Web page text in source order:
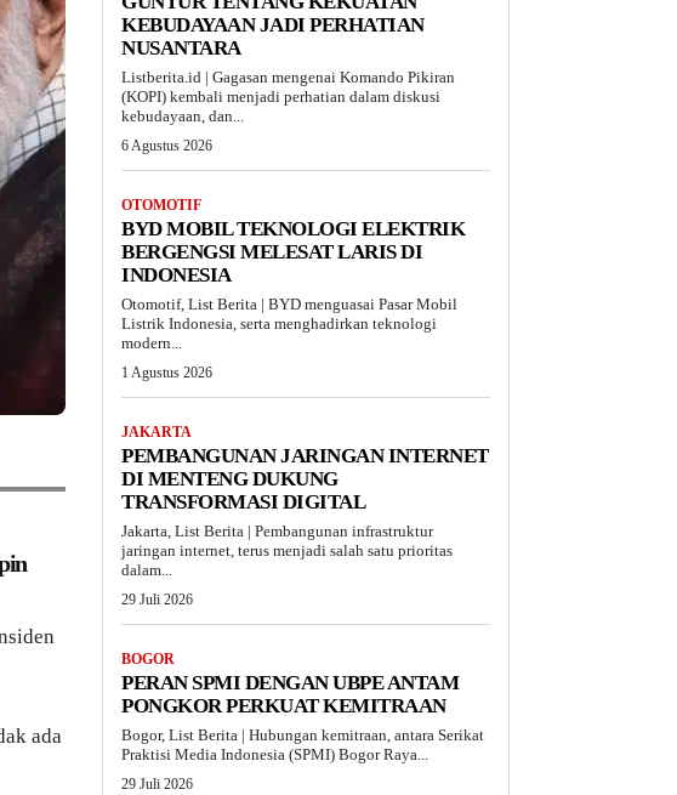
ada
KEBUDAYAAN JADI PERHATIAN
NUSANTARA
Listberita.id | Gagasan mengenai Komando Pikiran
(KOPI) kembali menjadi perhatian dalam diskusi
kebudayaan, dan...
6 Agustus 2026
OTOMOTIF
BYD MOBIL TEKNOLOGI ELEKTRIK
BERGENGSI MELESAT LARIS DI
INDONESIA
Otomotif, List Berita | BYD menguasai Pasar Mobil
Listrik Indonesia, serta menghadirkan teknologi
modern...
1 Agustus 2026
JAKARTA
PEMBANGUNAN JARINGAN INTERNET
DI MENTENG DUKUNG
TRANSFORMASI DIGITAL
Jakarta, List Berita | Pembangunan infrastruktur
jaringan internet, terus menjadi salah satu prioritas
dalam...
29 Juli 2026
BOGOR
PERAN SPMI DENGAN UBPE ANTAM
PONGKOR PERKUAT KEMITRAAN
Bogor, List Berita | Hubungan kemitraan, antara Serikat
Praktisi Media Indonesia (SPMI) Bogor Raya...
29 Juli 2026